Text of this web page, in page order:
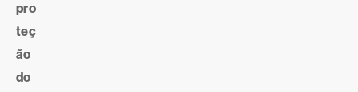
pro
teç
ão
do